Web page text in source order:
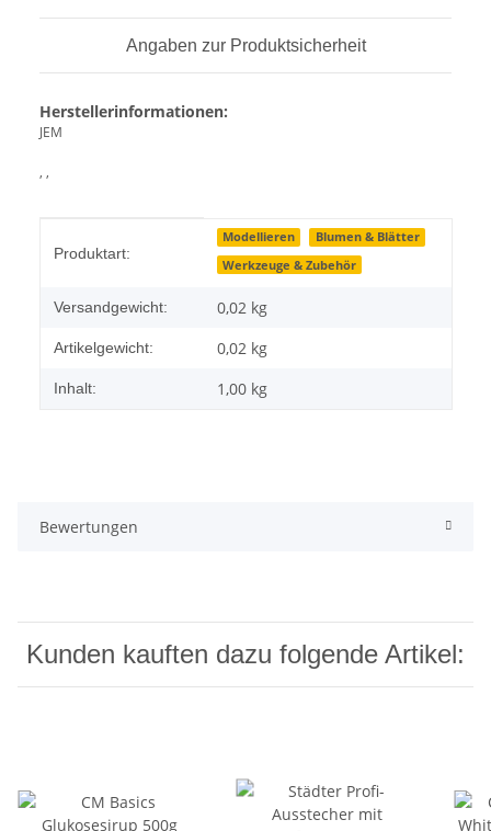
Angaben zur Produktsicherheit
Herstellerinformationen:
JEM
, ,
Produktart:
Modellieren
Blumen & Blätter
Werkzeuge & Zubehör
Versandgewicht: 0,02 kg
Artikelgewicht: 0,02 kg
Inhalt: 1,00 kg
Bewertungen
Kunden kauften dazu folgende Artikel: